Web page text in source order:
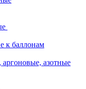
к баллонам
аргоновые, азотные